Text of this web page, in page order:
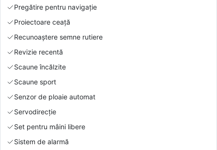
Pregătire pentru navigație
Proiectoare ceață
Recunoaștere semne rutiere
Revizie recentă
Scaune încălzite
Scaune sport
Senzor de ploaie automat
Servodirecție
Set pentru mâini libere
Sistem de alarmă